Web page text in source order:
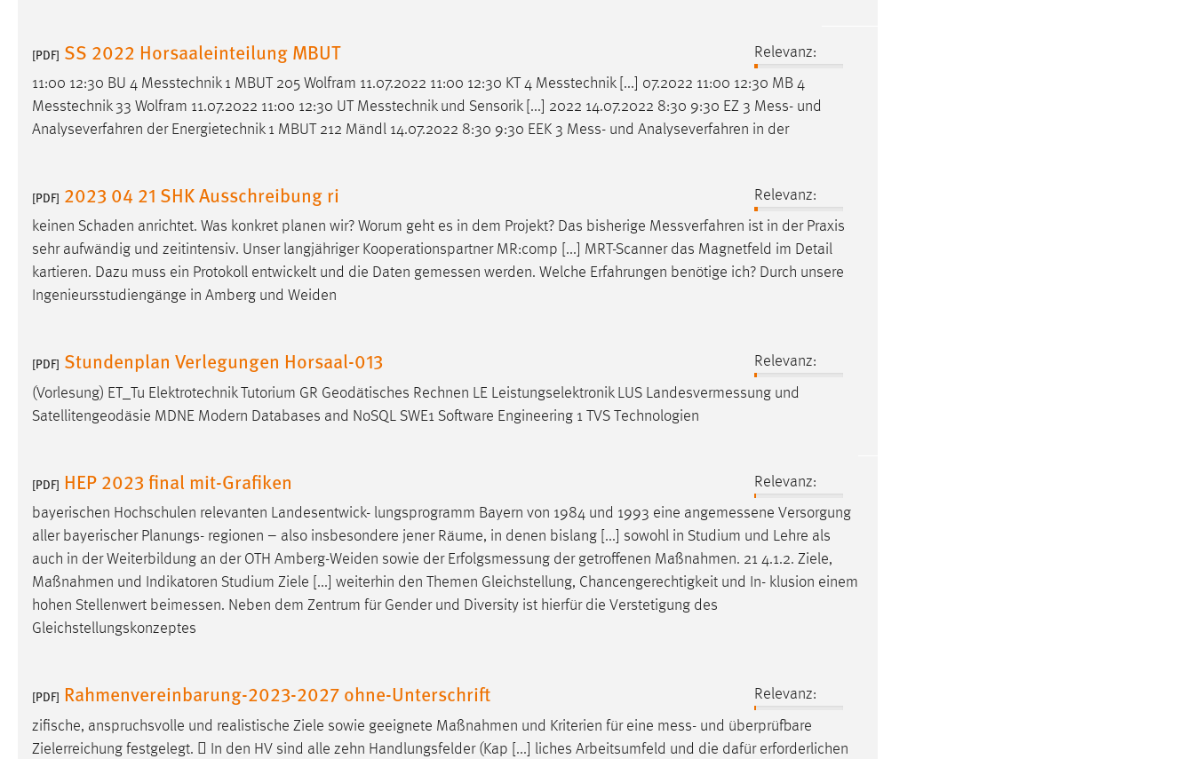
[PDF] SS 2022 Horsaaleinteilung MBUT
Relevanz:
11:00 12:30 BU 4 Messtechnik1 MBUT 205 Wolfram 11.07.2022 11:00 12:30 KT 4 Messtechnik[...] 07.2022 11:00 12:30 MB 4
Messtechnik33 Wolfram 11.07.2022 11:00 12:30 UT Messtechnikund Sensorik [...] 2022 14.07.2022 8:30 9:30 EZ 3 Mess- und
Analyseverfahren der Energietechnik 1 MBUT 212 Mändl 14.07.2022 8:30 9:30 EEK 3 Mess- und Analyseverfahren in der
[PDF] 2023 04 21 SHK Ausschreibung ri
Relevanz:
keinen Schaden anrichtet. Was konkret planen wir? Worum geht es in dem Projekt? Das bisherige Messverfahren ist in der Praxis
sehr aufwändig und zeitintensiv. Unser langjähriger Kooperationspartner MR:comp [...] MRT-Scanner das Magnetfeld im Detail
kartieren. Dazu muss ein Protokoll entwickelt und die Daten gemessen werden. Welche Erfahrungen benötige ich? Durch unsere
Ingenieursstudiengänge in Amberg und Weiden
[PDF] Stundenplan Verlegungen Horsaal-013
Relevanz:
(Vorlesung) ET_Tu Elektrotechnik Tutorium GR Geodätisches Rechnen LE Leistungselektronik LUS Landesvermessung und
Satellitengeodäsie MDNE Modern Databases and NoSQL SWE1 Software Engineering 1 TVS Technologien
[PDF] HEP 2023 final mit-Grafiken
Relevanz:
bayerischen Hochschulen relevanten Landesentwick- lungsprogramm Bayern von 1984 und 1993 eine angemessene Versorgung
aller bayerischer Planungs- regionen – also insbesondere jener Räume, in denen bislang [...] sowohl in Studium und Lehre als
auch in der Weiterbildung an der OTH Amberg-Weiden sowie der Erfolgsmessung der getroffenen Maßnahmen. 21 4.1.2. Ziele,
Maßnahmen und Indikatoren Studium Ziele [...] weiterhin den Themen Gleichstellung, Chancengerechtigkeit und In- klusion einem
hohen Stellenwert beimessen. Neben dem Zentrum für Gender und Diversity ist hierfür die Verstetigung des
Gleichstellungskonzeptes
[PDF] Rahmenvereinbarung-2023-2027 ohne-Unterschrift
Relevanz:
zifische, anspruchsvolle und realistische Ziele sowie geeignete Maßnahmen und Kriterien für eine mess- und überprüfbare
Zielerreichung festgelegt.  In den HV sind alle zehn Handlungsfelder (Kap [...] liches Arbeitsumfeld und die dafür erforderlichen
Cookie Laufzeit: Max. 13 Monate
MARKETING
Sie tun dies, indem sie Besucher über Websites
hinweg verfolgen.
Google Ads
Name: _gcl_au
Zweck: Conversion-Tracking
Cookie Laufzeit: 3 Monate
Name: _fbp
Anbieter: Facebook
Zweck: Conversion-Tracking
Cookie Laufzeit: 3 Monate
Um Inhalte von Videoplattformen und Social Media
Plattformen anzeigen zu können, werden von diesen
externen Medien Cookies gesetzt.